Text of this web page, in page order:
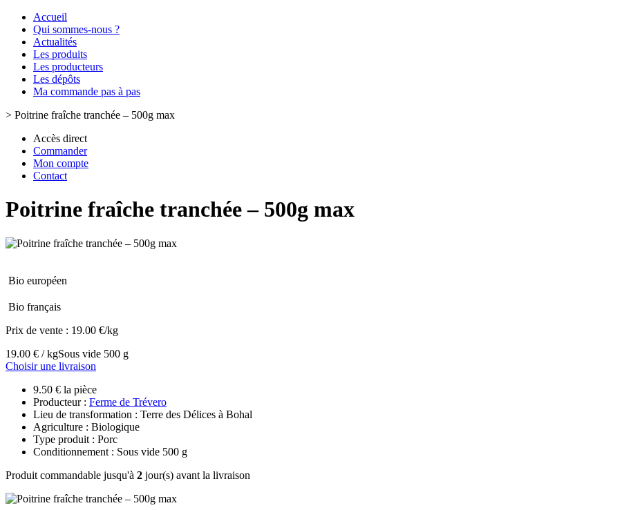
Accueil
Qui sommes-nous ?
Actualités
Les produits
Les producteurs
Les dépôts
Ma commande pas à pas
> Poitrine fraîche tranchée – 500g max
Accès direct
Commander
Mon compte
Contact
Poitrine fraîche tranchée – 500g max
Bio européen
Bio français
Prix de vente : 19.00 €/kg
19.00 € / kgSous vide 500 g
Choisir une livraison
9.50 € la pièce
Producteur : Ferme de Trévero
Lieu de transformation : Terre des Délices à Bohal
Agriculture : Biologique
Type produit : Porc
Conditionnement : Sous vide 500 g
Produit commandable jusqu'à 2 jour(s) avant la livraison